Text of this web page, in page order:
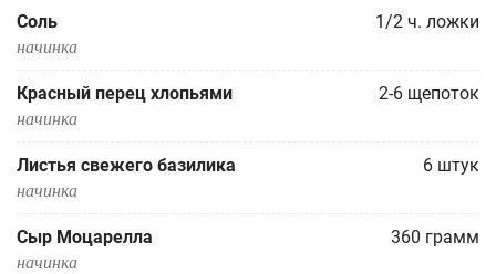
Соль 1/2 ч. ложки
начинка
Красный перец хлопьями 2-6 щепоток
начинка
Листья свежего базилика 6 штук
начинка
Сыр Моцарелла 360 грамм
начинка